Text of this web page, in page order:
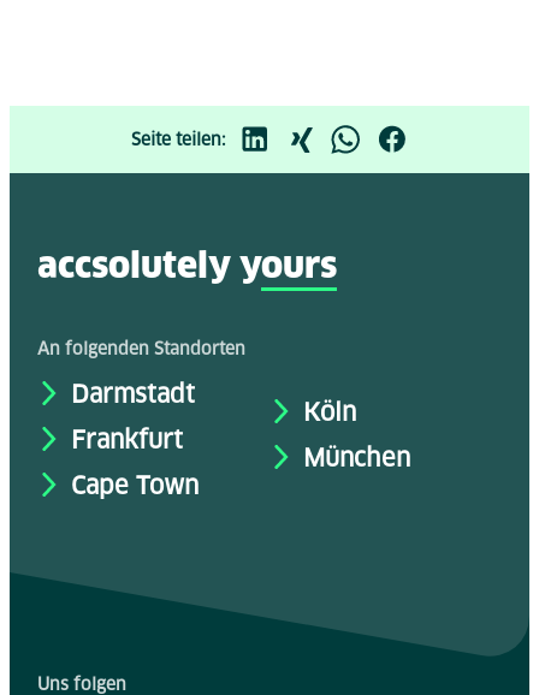
Seite teilen:
accsolutely yours
An folgenden Standorten
Darmstadt
Frankfurt
Cape Town
Köln
München
Uns folgen